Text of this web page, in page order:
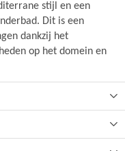
stijl en een
Dit is een
dankzij het
op het domein en